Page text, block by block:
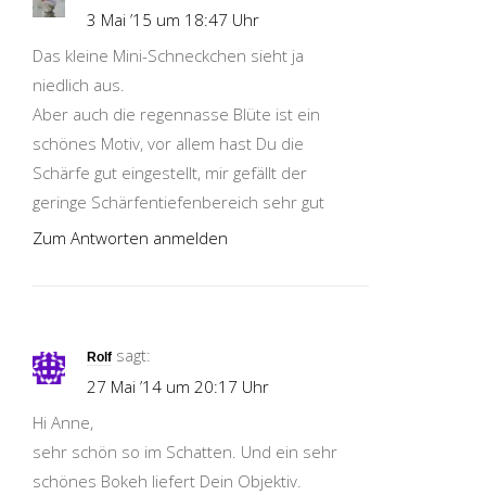
3 Mai ’15 um 18:47 Uhr
Das kleine Mini-Schneckchen sieht ja
niedlich aus.
Aber auch die regennasse Blüte ist ein
schönes Motiv, vor allem hast Du die
Schärfe gut eingestellt, mir gefällt der
geringe Schärfentiefenbereich sehr gut
Zum Antworten anmelden
Rolf sagt:
27 Mai ’14 um 20:17 Uhr
Hi Anne,
sehr schön so im Schatten. Und ein sehr
schönes Bokeh liefert Dein Objektiv.